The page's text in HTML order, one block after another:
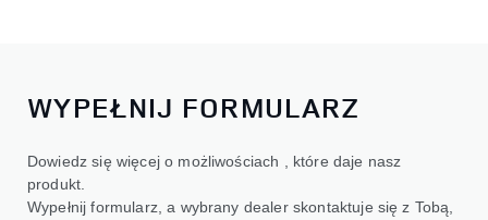
WYPEŁNIJ FORMULARZ
Dowiedz się więcej o możliwościach , które daje nasz
produkt.
Wypełnij formularz, a wybrany dealer skontaktuje się z Tobą,